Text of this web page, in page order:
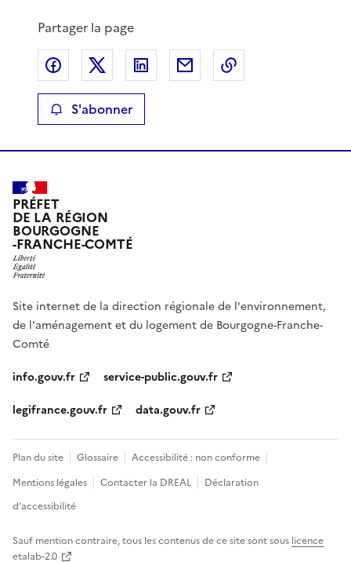
Partager la page
Partager sur Facebook
Partager sur XPartager sur LinkedIn
Partager par email
S'abonner
PRÉFET
DE LA RÉGION
BOURGOGNE
-FRANCHE-COMTÉ
Site internet de la direction régionale de l'environnement,
de l'aménagement et du logement de Bourgogne-Franche-
Comté
info.gouv.fr
service-public.gouv.fr
legifrance.gouv.fr
data.gouv.fr
Plan du site Glossaire
Accessibilité : non conforme
Mentions légales
Contacter la DREAL
Déclaration
d’accessibilité
Sauf mention contraire, tous les contenus de ce site sont sous licence
etalab-2.0